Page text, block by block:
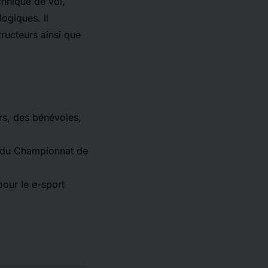
Il
ainsi que
des bénévoles,
Championnat de
le e-sport